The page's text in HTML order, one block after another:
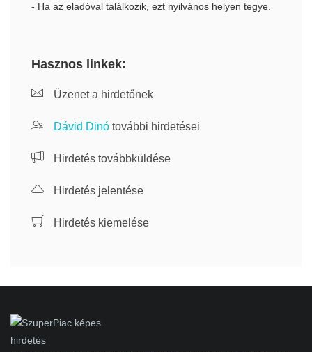
- Ha az eladóval találkozik, ezt nyilvános helyen tegye.
Hasznos linkek:
Üzenet a hirdetőnek
Dávid Dinó további hirdetései
Hirdetés továbbküldése
Hirdetés jelentése
Hirdetés kiemelése